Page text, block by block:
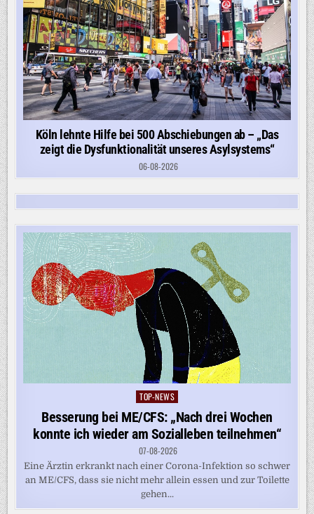
Köln lehnte Hilfe bei 500 Abschiebungen ab – „Das
zeigt die Dysfunktionalität unseres Asylsystems“
06-08-2026
Posted
in
TOP-NEWS
Besserung bei ME/CFS: „Nach drei Wochen
konnte ich wieder am Sozialleben teilnehmen“
07-08-2026
Eine Ärztin erkrankt nach einer Corona-Infektion so schwer
an ME/CFS, dass sie nicht mehr allein essen und zur Toilette
gehen...